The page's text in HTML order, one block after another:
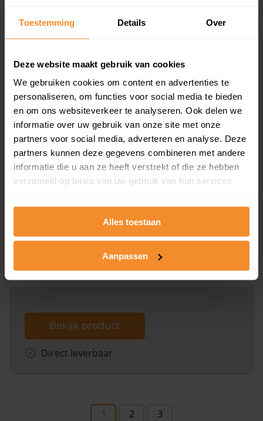
Toestemming Details Over
Deze website maakt gebruik van cookies
We gebruiken cookies om content en advertenties te
personaliseren, om functies voor social media te bieden
en om ons websiteverkeer te analyseren. Ook delen we
informatie over uw gebruik van onze site met onze
partners voor social media, adverteren en analyse. Deze
partners kunnen deze gegevens combineren met andere
informatie die u aan ze heeft verstrekt of die ze hebben
verzameld op basis van uw gebruik van hun services.
Alles toestaan
Aanpassen
en koopdatum) binnen een postcodegebied. Dit
koopsommen.
Bekijk product
Direct leverbaar
Kadastrale kaart pakket
Alleen globale ligging perceel
omliggende percelen met de kadastrale erfgrenzen,
Bekijk product
Direct leverbaar
1 2 3